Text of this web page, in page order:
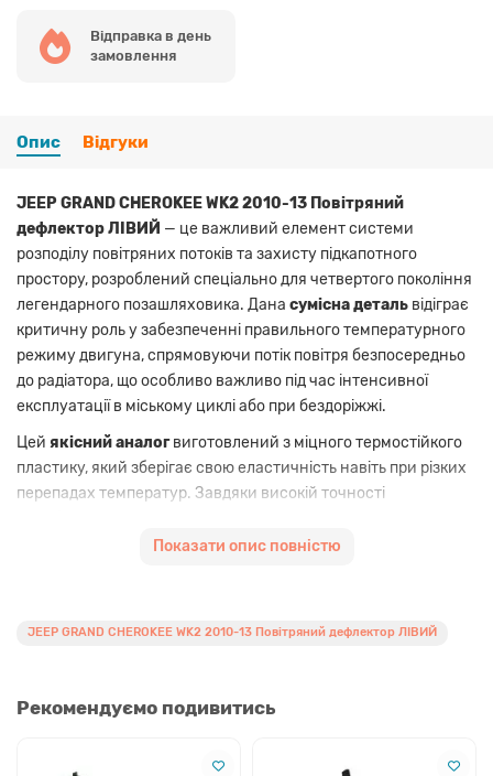
Відправка в день
замовлення
Опис Відгуки
JEEP GRAND CHEROKEE WK2 2010-13 Повітряний
дефлектор ЛІВИЙ — це важливий елемент системи
розподілу повітряних потоків та захисту підкапотного
простору, розроблений спеціально для четвертого покоління
легендарного позашляховика. Дана сумісна деталь відіграє
критичну роль у забезпеченні правильного температурного
режиму двигуна, спрямовуючи потік повітря безпосередньо
до радіатора, що особливо важливо під час інтенсивної
експлуатації в міському циклі або при бездоріжжі.
Цей якісний аналогвиготовлений з міцного термостійкого
пластику, який зберігає свою еластичність навіть при різких
перепадах температур. Завдяки високій точності
Jeep Grand Cherokee WK2випуску 2010, 2011, 2012 та 2013
швидкого та бюджетного ремонту без втрати
Показати опис повністю
JEEP GRAND CHEROKEE WK2 2010-13 Повітряний дефлектор ЛІВИЙ
Рекомендуємо подивитись